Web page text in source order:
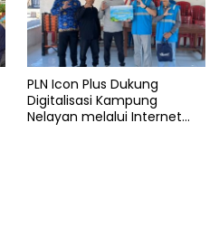
PLN Icon Plus Dukung
Digitalisasi Kampung
Nelayan melalui Internet